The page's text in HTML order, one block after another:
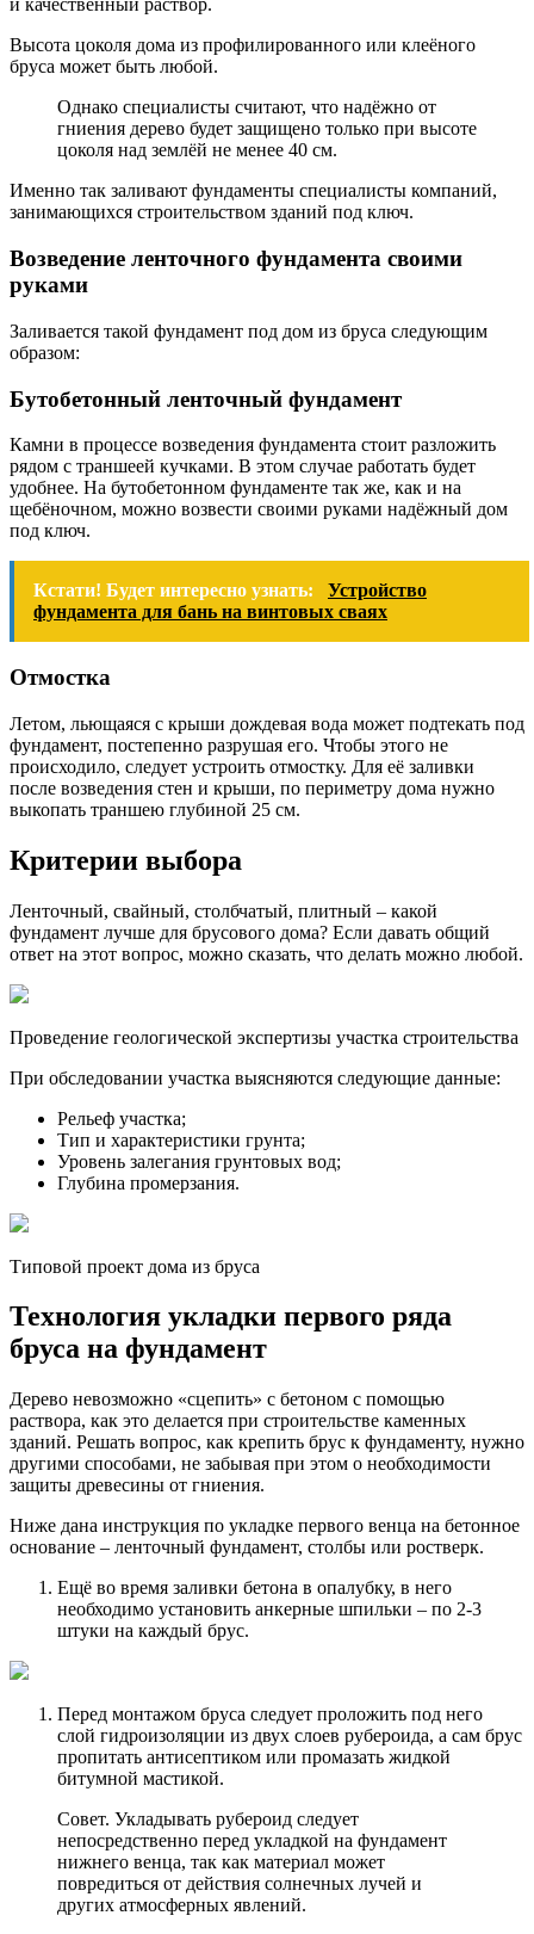
и качественный раствор.
Высота цоколя дома из профилированного или клеёного
бруса может быть любой.
Однако специалисты считают, что надёжно от
гниения дерево будет защищено только при высоте
цоколя над землёй не менее 40 см.
Именно так заливают фундаменты специалисты компаний,
занимающихся строительством зданий под ключ.
Возведение ленточного фундамента своими
руками
Заливается такой фундамент под дом из бруса следующим
образом:
Бутобетонный ленточный фундамент
Камни в процессе возведения фундамента стоит разложить
рядом с траншеей кучками. В этом случае работать будет
удобнее. На бутобетонном фундаменте так же, как и на
щебёночном, можно возвести своими руками надёжный дом
под ключ.
Кстати! Будет интересно узнать:
Устройство
фундамента для бань на винтовых сваях
Отмостка
Летом, льющаяся с крыши дождевая вода может подтекать под
фундамент, постепенно разрушая его. Чтобы этого не
происходило, следует устроить отмостку. Для её заливки
после возведения стен и крыши, по периметру дома нужно
выкопать траншею глубиной 25 см.
Критерии выбора
Ленточный, свайный, столбчатый, плитный – какой
фундамент лучше для брусового дома? Если давать общий
ответ на этот вопрос, можно сказать, что делать можно любой.
Проведение геологической экспертизы участка строительства
При обследовании участка выясняются следующие данные:
Рельеф участка;
Тип и характеристики грунта;
Уровень залегания грунтовых вод;
Глубина промерзания.
Типовой проект дома из бруса
Технология укладки первого ряда
бруса на фундамент
Дерево невозможно «сцепить» с бетоном с помощью
раствора, как это делается при строительстве каменных
зданий. Решать вопрос, как крепить брус к фундаменту, нужно
другими способами, не забывая при этом о необходимости
защиты древесины от гниения.
Ниже дана инструкция по укладке первого венца на бетонное
основание – ленточный фундамент, столбы или ростверк.
Ещё во время заливки бетона в опалубку, в него
необходимо установить анкерные шпильки – по 2-3
штуки на каждый брус.
Перед монтажом бруса следует проложить под него
слой гидроизоляции из двух слоев рубероида, а сам брус
пропитать антисептиком или промазать жидкой
битумной мастикой.
Совет. Укладывать рубероид следует
непосредственно перед укладкой на фундамент
нижнего венца, так как материал может
повредиться от действия солнечных лучей и
других атмосферных явлений.